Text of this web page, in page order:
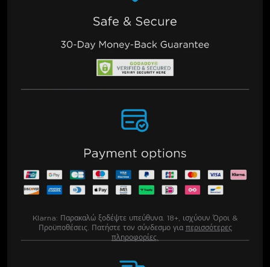
Klarna: Παρακαλώ ξοδέψτε υπεύθυνα. 18+, ισχύουν Όροι &
Προϋποθέσεις. Πατήστε τον σύνδεσμο για περισσότερες
πληροφορίες.